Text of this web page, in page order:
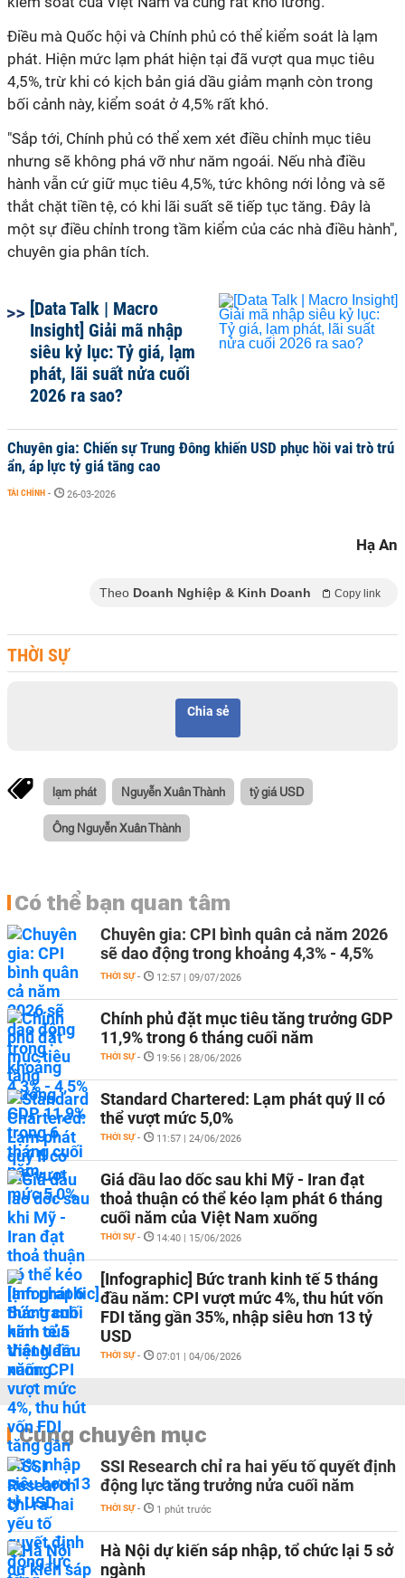
Điều mà Quốc hội và Chính phủ có thể kiểm soát là lạm
phát. Hiện mức lạm phát hiện tại đã vượt qua mục tiêu
4,5%, trừ khi có kịch bản giá dầu giảm mạnh còn trong
bối cảnh này, kiểm soát ở 4,5% rất khó.
"Sắp tới, Chính phủ có thể xem xét điều chỉnh mục tiêu
nhưng sẽ không phá vỡ như năm ngoái. Nếu nhà điều
hành vẫn cứ giữ mục tiêu 4,5%, tức không nới lỏng và sẽ
thắt chặt tiền tệ, có khi lãi suất sẽ tiếp tục tăng. Đây là
một sự điều chỉnh trong tầm kiểm của các nhà điều hành",
chuyên gia phân tích.
[Data Talk | Macro
Insight] Giải mã nhập
siêu kỷ lục: Tỷ giá, lạm
phát, lãi suất nửa cuối
2026 ra sao?
Chuyên gia: Chiến sự Trung Đông khiến USD phục hồi vai trò trú
ẩn, áp lực tỷ giá tăng cao
TÀI CHÍNH - 26-03-2026
Hạ An
Theo Doanh Nghiệp & Kinh Doanh Copy link
THỜI SỰ
Chia sẻ
lạm phát Nguyễn Xuân Thành tỷ giá USD
Ông Nguyễn Xuân Thành
Có thể bạn quan tâm
Chuyên gia: CPI bình quân cả năm 2026
sẽ dao động trong khoảng 4,3% - 4,5%
THỜI SỰ - 12:57 | 09/07/2026
Chính phủ đặt mục tiêu tăng trưởng GDP
11,9% trong 6 tháng cuối năm
THỜI SỰ - 19:56 | 28/06/2026
Standard Chartered: Lạm phát quý II có
thể vượt mức 5,0%
THỜI SỰ - 11:57 | 24/06/2026
Giá dầu lao dốc sau khi Mỹ - Iran đạt
thoả thuận có thể kéo lạm phát 6 tháng
cuối năm của Việt Nam xuống
THỜI SỰ - 14:40 | 15/06/2026
[Infographic] Bức tranh kinh tế 5 tháng
đầu năm: CPI vượt mức 4%, thu hút vốn
FDI tăng gần 35%, nhập siêu hơn 13 tỷ
USD
THỜI SỰ - 07:01 | 04/06/2026
Cùng chuyên mục
SSI Research chỉ ra hai yếu tố quyết định
động lực tăng trưởng nửa cuối năm
THỜI SỰ - 1 phút trước
Hà Nội dự kiến sáp nhập, tổ chức lại 5 sở
ngành